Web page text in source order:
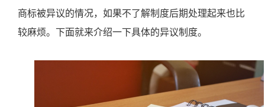
商标被异议的情况，如果不了解制度后期处理起来也比
较麻烦。下面就来介绍一下具体的异议制度。